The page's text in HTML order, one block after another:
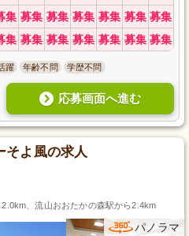
集 募集 募集 募集 募集 募集 募集
集 募集 募集 募集 募集 募集 募集
躍 年齢不問 学歴不問
応募画面へ進む
そよ風の求人
、流山おおたかの森駅から2.4km
パノラマ